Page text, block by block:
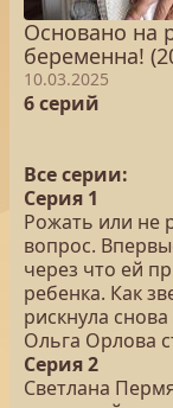
Основано на
беременна!
10.03.2025
6 серий
Все серии:
Серия 1
Рожать или не
вопрос.
через что ей
ребенка. Как
рискнула
Ольга Орлова
Серия 2
Светлана